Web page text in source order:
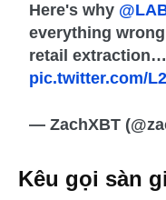
Here's why
everything
retail extraction…
pic.twitter.com/
— ZachXBT
Kêu gọi sàn